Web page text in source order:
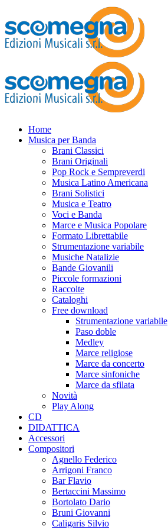
Home
Musica per Banda
Brani Classici
Brani Originali
Pop Rock e Sempreverdi
Musica Latino Americana
Brani Solistici
Musica e Teatro
Voci e Banda
Marce e Musica Popolare
Formato Librettabile
Strumentazione variabile
Musiche Natalizie
Bande Giovanili
Piccole formazioni
Raccolte
Cataloghi
Free download
Strumentazione variabile
Paso doble
Medley
Marce religiose
Marce da concerto
Marce sinfoniche
Marce da sfilata
Novità
Play Along
CD
DIDATTICA
Accessori
Compositori
Agnello Federico
Arrigoni Franco
Bar Flavio
Bertaccini Massimo
Bortolato Dario
Bruni Giovanni
Caligaris Silvio